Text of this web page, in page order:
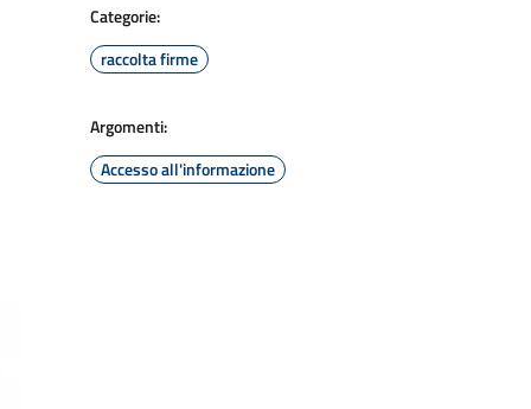
Categorie:
raccolta firme
Argomenti:
Accesso all'informazione